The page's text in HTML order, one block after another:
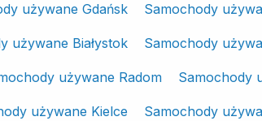
używane Gdańsk Samochody
używane Białystok Samochody
używane Radom Samochody
używane Kielce Samochody